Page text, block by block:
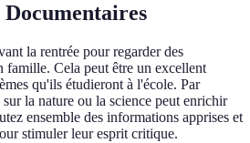
Documentaires
la rentrée pour regarder des
famille. Cela peut être un excellent
qu'ils étudieront à l'école. Par
la nature ou la science peut enrichir
ensemble des informations apprises et
stimuler leur esprit critique.